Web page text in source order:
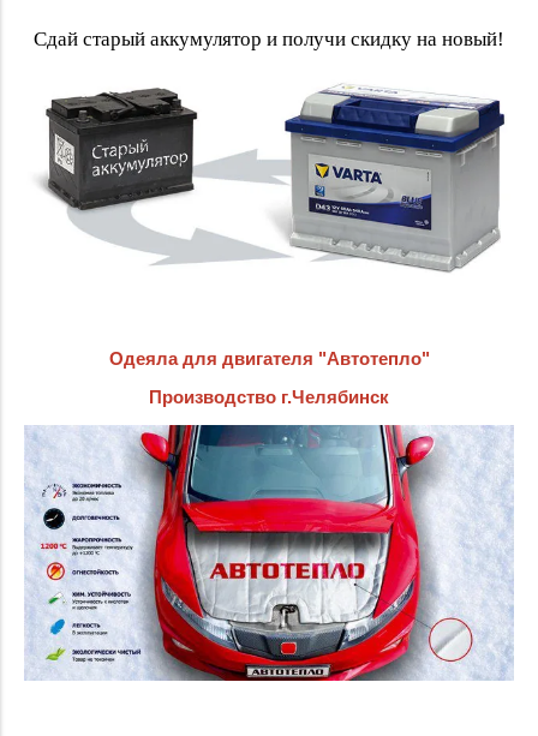
Сдай старый аккумулятор и получи скидку на новый!
Одеяла для двигателя "Автотепло"
Производство г.Челябинск